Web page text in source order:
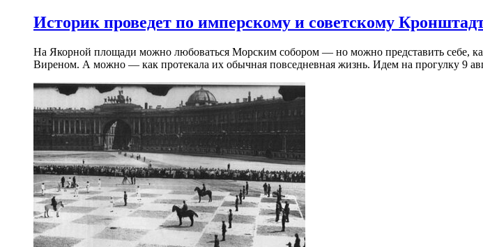
Историк проведет по имперскому и советскому
На Якорной площади можно любоваться Морским собором — но можно представить себе,
Виреном. А можно — как протекала их обычная повседневная жизнь. Идем на прогулку 9